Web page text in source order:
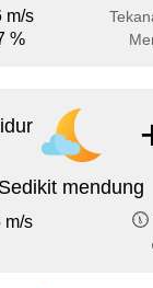
m/s
%
Sedikit mendung
m/s